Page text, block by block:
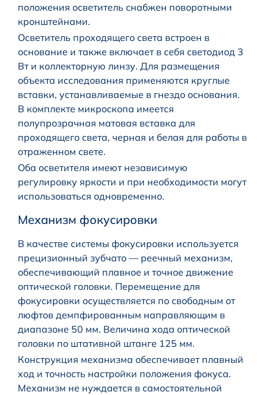
положения осветитель снабжен поворотными
кронштейнами.
Осветитель проходящего света встроен в
основание и также включает в себя светодиод 3
Вт и коллекторную линзу. Для размещения
объекта исследования применяются круглые
вставки, устанавливаемые в гнездо основания.
В комплекте микроскопа имеется
полупрозрачная матовая вставка для
проходящего света, черная и белая для работы в
отраженном свете.
Оба осветителя имеют независимую
регулировку яркости и при необходимости могут
использоваться одновременно.
Механизм фокусировки
В качестве системы фокусировки используется
прецизионный зубчато — реечный механизм,
обеспечивающий плавное и точное движение
оптической головки. Перемещение для
фокусировки осуществляется по свободным от
люфтов демпфированным направляющим в
диапазоне 50 мм. Величина хода оптической
головки по штативной штанге 125 мм.
Конструкция механизма обеспечивает плавный
ход и точность настройки положения фокуса.
Механизм не нуждается в самостоятельной